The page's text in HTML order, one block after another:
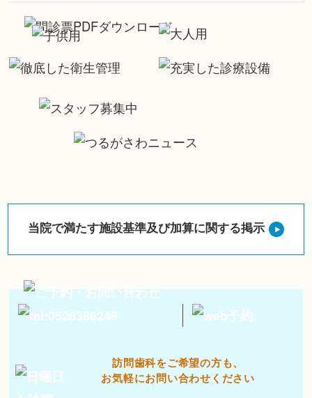
当院で満たす施設基準及び加算に関する掲示
訪問歯科をご希望の方も、
お気軽にお問い合わせください